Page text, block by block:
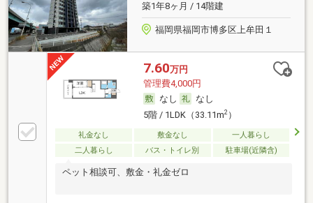
築1年8ヶ月 / 14階建
福岡県福岡市博多区上牟田１
7.60万円
管理費4,000円
なし
なし
5階 / 1LDK（33.11m2）
礼金なし 敷金なし
一人暮らし
二人暮らし
バス・トイレ別 駐車場(近隣含)
ペット相談可、敷金・礼金ゼロ